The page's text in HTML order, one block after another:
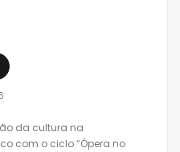
da cultura na
com o ciclo “Ópera no